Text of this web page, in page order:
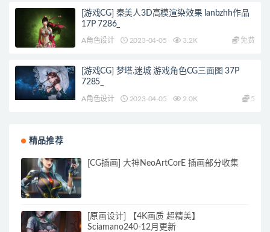
[游戏CG] 秦美人3D高模渲染效果 lanbzhh作品
17P 7286_
A角色设计 2023-04-05 3.2K 免费
[游戏CG] 梦塔.迷城 游戏角色CG三面图 37P
7285_
A角色设计 2023-04-05 2.0K 5
精品推荐
[CG插画] 大神NeoArtCorE 插画部分收集
[原画设计] 【4K画质 超精美】
Sciamano240-12月更新